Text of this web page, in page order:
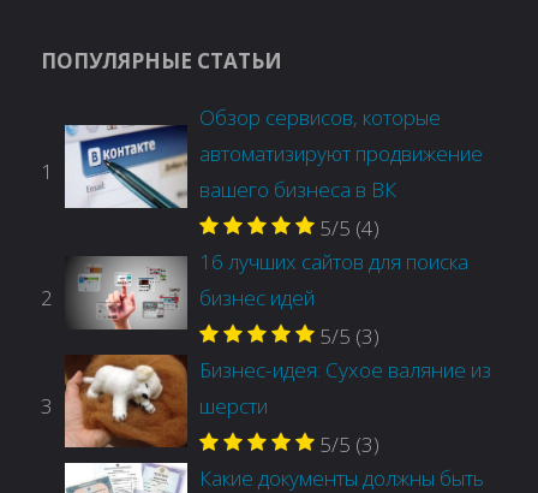
ПОПУЛЯРНЫЕ СТАТЬИ
1
Обзор сервисов, которые
автоматизируют продвижение
вашего бизнеса в ВК
5/5 (4)
2
16 лучших сайтов для поиска
бизнес идей
5/5 (3)
3
Бизнес-идея: Сухое валяние из
шерсти
5/5 (3)
Какие документы должны быть